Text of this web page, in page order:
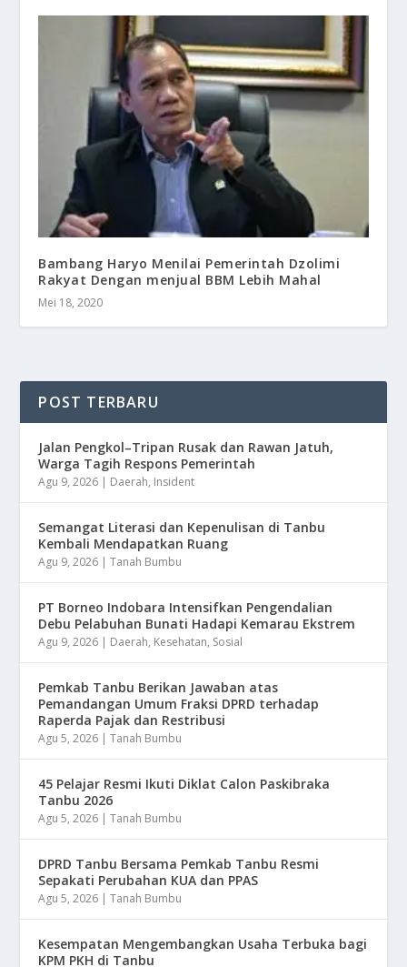
Bambang Haryo Menilai Pemerintah Dzolimi
Rakyat Dengan menjual BBM Lebih Mahal
Mei 18, 2020
POST TERBARU
Jalan Pengkol–Tripan Rusak dan Rawan Jatuh,
Warga Tagih Respons Pemerintah
Agu 9, 2026 | Daerah, Insident
Semangat Literasi dan Kepenulisan di Tanbu
Kembali Mendapatkan Ruang
Agu 9, 2026 |Tanah Bumbu
​PT Borneo Indobara Intensifkan Pengendalian
Debu Pelabuhan Bunati Hadapi Kemarau Ekstrem
Agu 9, 2026 | Daerah, Kesehatan, Sosial
Pemkab Tanbu Berikan Jawaban atas
Pemandangan Umum Fraksi DPRD terhadap
Raperda Pajak dan Restribusi
Agu 5, 2026 |Tanah Bumbu
45 Pelajar Resmi Ikuti Diklat Calon Paskibraka
Tanbu 2026
Agu 5, 2026 |Tanah Bumbu
DPRD Tanbu Bersama Pemkab Tanbu Resmi
Sepakati Perubahan KUA dan PPAS
Agu 5, 2026 |Tanah Bumbu
Kesempatan Mengembangkan Usaha Terbuka bagi
KPM PKH di Tanbu